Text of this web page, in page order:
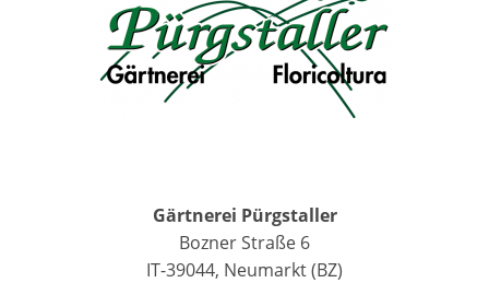
Gärtnerei Pürgstaller
Bozner Straße 6
IT-39044, Neumarkt (BZ)